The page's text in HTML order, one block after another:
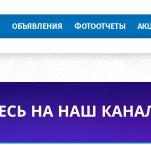
ОБЪЯВЛЕНИЯ ФОТООТЧЕТЫ